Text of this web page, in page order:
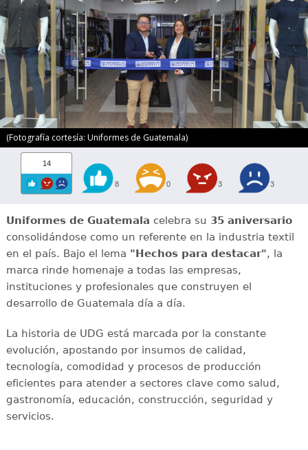
(Fotografía cortesía: Uniformes de Guatemala)
14
8 0 3 3
Uniformes de Guatemala celebra su 35 aniversario
consolidándose como un referente en la industria textil
en el país. Bajo el lema "Hechos para destacar", la
marca rinde homenaje a todas las empresas,
instituciones y profesionales que construyen el
desarrollo de Guatemala día a día.
La historia de UDG está marcada por la constante
evolución, apostando por insumos de calidad,
tecnología, comodidad y procesos de producción
eficientes para atender a sectores clave como salud,
gastronomía, educación, construcción, seguridad y
servicios.